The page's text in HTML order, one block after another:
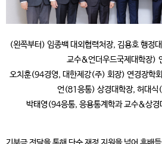
(왼쪽부터) 임종백 대외협력처장, 김용호 행정
교수&언더우드국제대학장)
오치훈(94경영, 대한제강(주) 회장) 연경장학
언(81응통) 상경대학장, 허대식
박태영(94응통, 응용통계학과 교수&상경